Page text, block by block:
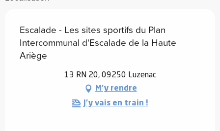
Escalade - Les sites sportifs du Plan
Intercommunal d'Escalade de la Haute
Ariège
13 RN 20, 09250 Luzenac
M'y rendre
J'y vais en train !